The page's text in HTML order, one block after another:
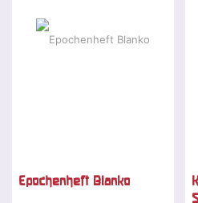
Epochenheft Blanko